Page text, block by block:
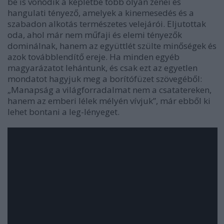
hangulati tényező, amelyek a kinemesedés és a
szabadon alkotás természetes velejárói. Eljutottak
oda, ahol már nem műfaji és elemi tényezők
dominálnak, hanem az együttlét szülte minőségek és
azok továbblendítő ereje. Ha minden egyéb
magyarázatot lehántunk, és csak ezt az egyetlen
mondatot hagyjuk meg a borítófüzet szövegéből:
„Manapság a világforradalmat nem a csatatereken,
hanem az emberi lélek mélyén vívjuk”, már ebből ki
lehet bontani a leg-lényeget.